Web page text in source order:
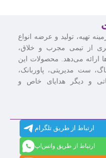
تهیه، تولید و عرضه انواع
از تیمی مجرب و خلاق،
ارائه می‌دهد. محصولات این
ست مدیریتی، پاوربانک،
و دیگر هدایای خاص و
ارتباط از طریق تلگرام
ارتباط از طریق واتس‌اپ